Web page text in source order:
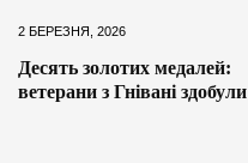
2 БЕРЕЗНЯ, 2026
Десять золотих медалей:
ветерани з Гнівані здобули